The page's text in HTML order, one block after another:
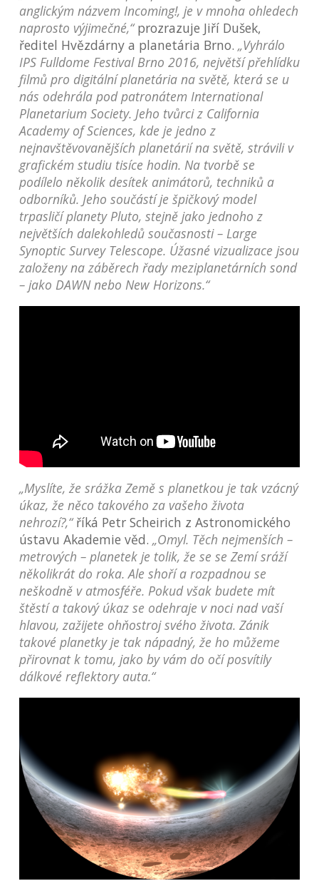
anglickým názvem Incoming!, je v mnoha ohledech
naprosto výjimečné,“prozrazuje Jiří Dušek,
ředitel Hvězdárny a planetária Brno. „Vyhrálo
IPS Fulldome Festival Brno 2016, největší přehlídku
filmů pro digitální planetária na světě, která se u
nás odehrála pod patronátem International
Planetarium Society. Jeho tvůrci z California
Academy of Sciences, kde je jedno z
nejnavštěvovanějších planetárií na světě, strávili v
grafickém studiu tisíce hodin. Na tvorbě se
podílelo několik desítek animátorů, techniků a
odborníků. Jeho součástí je špičkový model
trpasličí planety Pluto, stejně jako jednoho z
největších dalekohledů současnosti – Large
Synoptic Survey Telescope. Úžasné vizualizace jsou
založeny na záběrech řady meziplanetárních sond
– jako DAWN nebo New Horizons.“
„Myslíte, že srážka Země s planetkou je tak vzácný
úkaz, že něco takového za vašeho života
nehrozí?,“říká Petr Scheirich z Astronomického
ústavu Akademie věd. „Omyl. Těch nejmenších –
metrových – planetek je tolik, že se se Zemí sráží
několikrát do roka. Ale shoří a rozpadnou se
neškodně v atmosféře. Pokud však budete mít
štěstí a takový úkaz se odehraje v noci nad vaší
hlavou, zažijete ohňostroj svého života. Zánik
takové planetky je tak nápadný, že ho můžeme
přirovnat k tomu, jako by vám do očí posvítily
dálkové reflektory auta.“